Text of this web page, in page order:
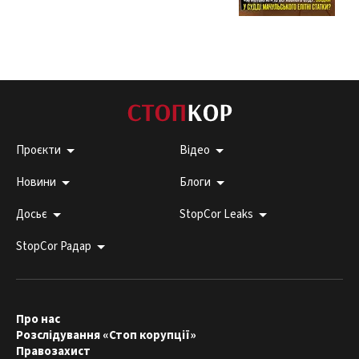
Проєкти
Відео
Новини
Блоги
Досьє
StopCor Leaks
StopCor Радар
Про нас
Розслідування «Стоп корупції»
Правозахист